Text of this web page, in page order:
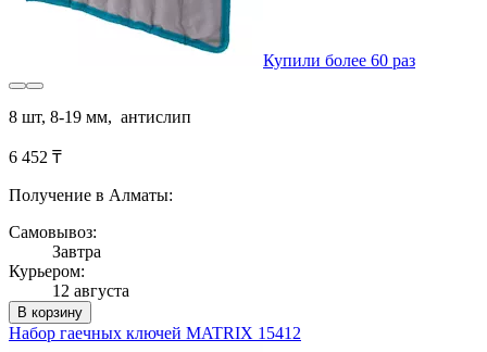
Купили более 60 раз
8 шт, 8-19 мм, антислип
6 452 ₸
Получение в Алматы:
Самовывоз:
Завтра
Курьером:
12 августа
В корзину
Набор гаечных ключей MATRIX 15412